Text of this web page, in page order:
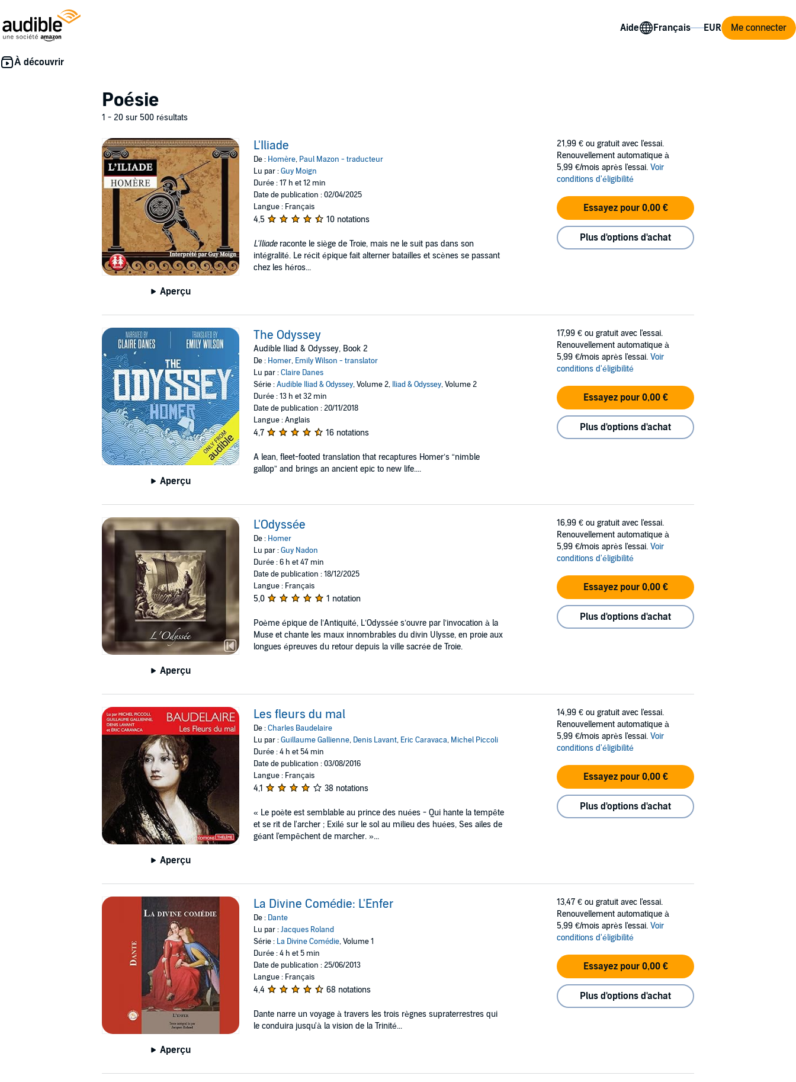
Aide Me connecter
Poésie
1 - 20 sur 500 résultats
Aperçu
L'Iliade
De : Homère, Paul Mazon - traducteur
Lu par :Guy Moign
Durée : 17 h et 12 min
Date de publication : 02/04/2025
Langue : Français
4,5 10 notations
L'Iliaderaconte le siège de Troie, mais ne le suit pas dans son
intégralité. Le récit épique fait alterner batailles et scènes se passant
chez les héros...
21,99 € ou gratuit avec l'essai.
Renouvellement automatique à
5,99 €/mois après l'essai. Voir
conditions d'éligibilité
Essayez pour 0,00 €
Plus d'options d'achat
Aperçu
The Odyssey
Audible Iliad & Odyssey, Book 2
De : Homer, Emily Wilson - translator
Lu par :Claire Danes
Série :Audible Iliad & Odyssey, Volume 2, Iliad & Odyssey, Volume 2
Durée : 13 h et 32 min
Date de publication : 20/11/2018
Langue : Anglais
4,7 16 notations
A lean, fleet-footed translation that recaptures Homer’s “nimble
gallop” and brings an ancient epic to new life....
17,99 € ou gratuit avec l'essai.
Renouvellement automatique à
5,99 €/mois après l'essai. Voir
conditions d'éligibilité
Essayez pour 0,00 €
Plus d'options d'achat
Aperçu
L'Odyssée
De : Homer
Lu par :Guy Nadon
Durée : 6 h et 47 min
Date de publication : 18/12/2025
Langue : Français
5,0 1 notation
Poème épique de l’Antiquité, L’Odyssée s’ouvre par l’invocation à la
Muse et chante les maux innombrables du divin Ulysse, en proie aux
longues épreuves du retour depuis la ville sacrée de Troie.
16,99 € ou gratuit avec l'essai.
Renouvellement automatique à
5,99 €/mois après l'essai. Voir
conditions d'éligibilité
Essayez pour 0,00 €
Plus d'options d'achat
Aperçu
Les fleurs du mal
De :Charles Baudelaire
Lu par :Guillaume Gallienne, Denis Lavant, Eric Caravaca, Michel Piccoli
Durée : 4 h et 54 min
Date de publication : 03/08/2016
Langue : Français
4,1 38 notations
« Le poète est semblable au prince des nuées - Qui hante la tempête
et se rit de l'archer ; Exilé sur le sol au milieu des huées, Ses ailes de
géant l'empêchent de marcher. »...
14,99 € ou gratuit avec l'essai.
Renouvellement automatique à
5,99 €/mois après l'essai. Voir
conditions d'éligibilité
Essayez pour 0,00 €
Plus d'options d'achat
Aperçu
La Divine Comédie: L'Enfer
De : Dante
Lu par :Jacques Roland
Série : La Divine Comédie, Volume 1
Durée : 4 h et 5 min
Date de publication : 25/06/2013
Langue : Français
4,4 68 notations
Dante narre un voyage à travers les trois règnes supraterrestres qui
le conduira jusqu'à la vision de la Trinité...
13,47 € ou gratuit avec l'essai.
Renouvellement automatique à
5,99 €/mois après l'essai. Voir
conditions d'éligibilité
Essayez pour 0,00 €
Plus d'options d'achat